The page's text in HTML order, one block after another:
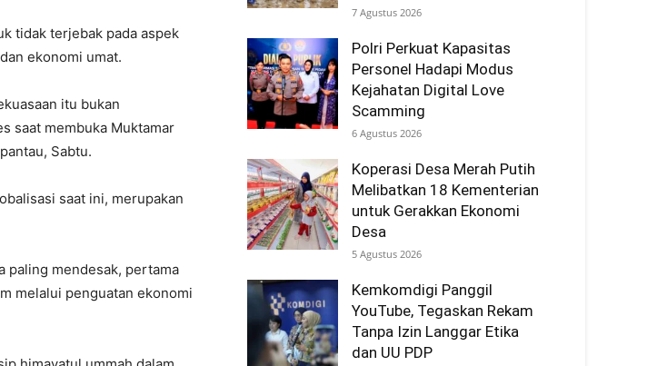
tidak terjebak pada aspek
ekonomi umat.
itu bukan
saat membuka Muktamar
Sabtu.
saat ini, merupakan
paling mendesak, pertama
melalui penguatan ekonomi
7 Agustus 2026
Polri Perkuat Kapasitas
Personel Hadapi Modus
Kejahatan Digital Love
Scamming
6 Agustus 2026
Koperasi Desa Merah Putih
Melibatkan 18 Kementerian
untuk Gerakkan Ekonomi
Desa
5 Agustus 2026
Kemkomdigi Panggil
YouTube, Tegaskan Rekam
Tanpa Izin Langgar Etika
dan UU PDP